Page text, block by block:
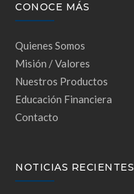
CONOCE MÁS
Quienes Somos
Misión / Valores
Nuestros Productos
Educación Financiera
Contacto
NOTICIAS RECIENTES